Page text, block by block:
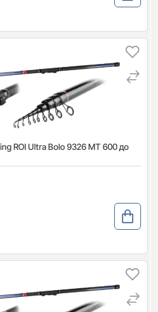
ROI Ultra Bolo 9326 MT 600 до